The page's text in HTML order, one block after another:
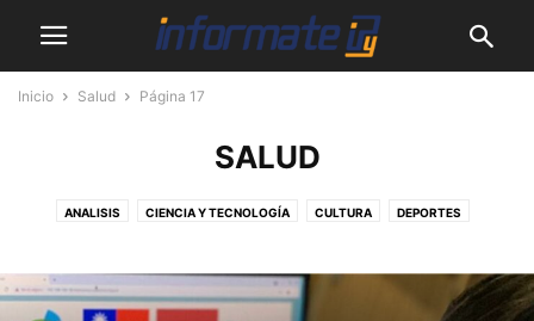
Inicio Salud Página 17
SALUD
ANALISIS CIENCIA Y TECNOLOGÍA CULTURA DEPORTES
MUNICIPALES NACIONALES PODCASTS SALUD SHOW
SIN CATEGORÍA